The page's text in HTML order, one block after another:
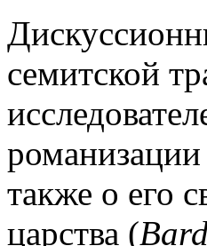
семитской
романизации
также о его
царства (